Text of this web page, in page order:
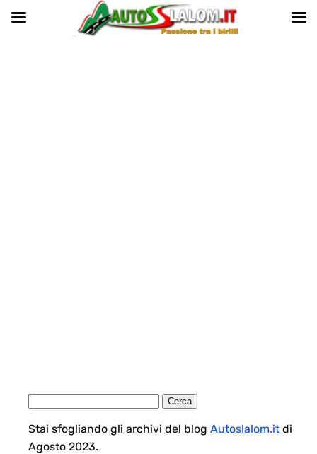
Stai sfogliando gli archivi del blog Autoslalom.it di
Agosto 2023.